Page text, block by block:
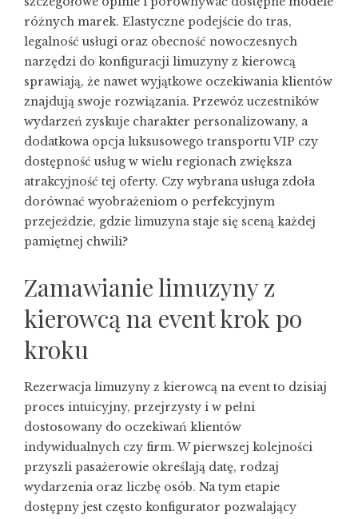
różnych marek. Elastyczne podejście do tras,
legalność usługi oraz obecność nowoczesnych
narzędzi do konfiguracji limuzyny z kierowcą
sprawiają, że nawet wyjątkowe oczekiwania klientów
znajdują swoje rozwiązania. Przewóz uczestników
wydarzeń zyskuje charakter personalizowany, a
dodatkowa opcja luksusowego transportu VIP czy
dostępność usług w wielu regionach zwiększa
atrakcyjność tej oferty. Czy wybrana usługa zdoła
dorównać wyobrażeniom o perfekcyjnym
przejeździe, gdzie limuzyna staje się sceną każdej
pamiętnej chwili?
Zamawianie limuzyny z
kierowcą na event krok po
kroku
Rezerwacja limuzyny z kierowcą na event to dzisiaj
proces intuicyjny, przejrzysty i w pełni
dostosowany do oczekiwań klientów
indywidualnych czy firm. W pierwszej kolejności
przyszli pasażerowie określają datę, rodzaj
wydarzenia oraz liczbę osób. Na tym etapie
dostępny jest często konfigurator pozwalający